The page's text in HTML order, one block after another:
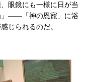
眼鏡にも一様に日が当
」――「神の恩寵」に浴
じられるのだ。